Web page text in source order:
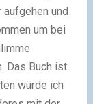
und
um bei
Das Buch ist
würde ich